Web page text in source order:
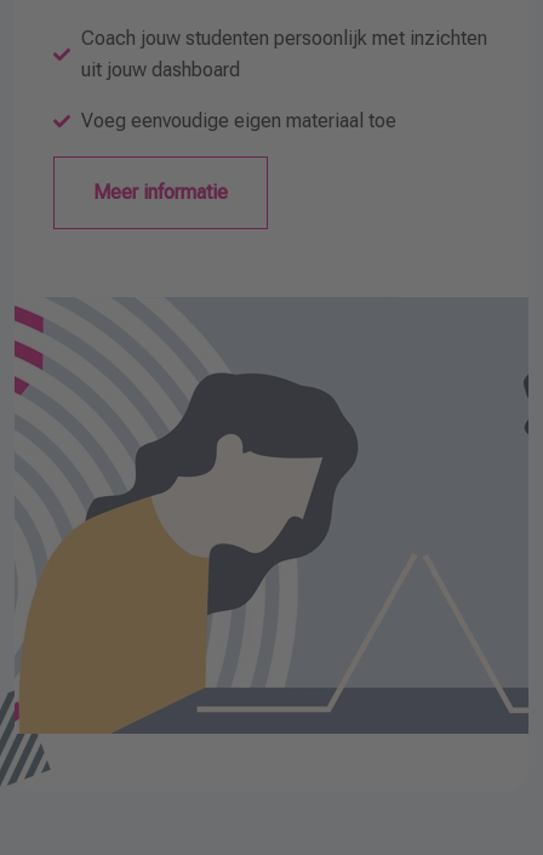
Coach jouw studenten persoonlijk met inzichten
uit jouw dashboard
Voeg eenvoudige eigen materiaal toe
Meer informatie